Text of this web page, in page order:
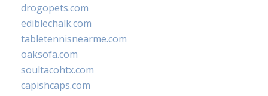
drogopets.com
ediblechalk.com
tabletennisnearme.com
oaksofa.com
soultacohtx.com
capishcaps.com